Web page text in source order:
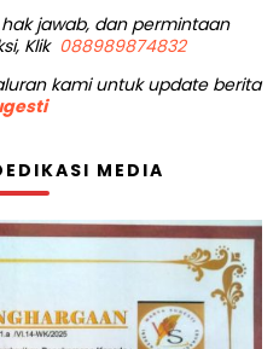
jawab, dan permintaan
Klik 088989874832
kami untuk update berita
MEDIA